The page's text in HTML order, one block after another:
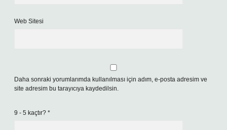
Web Sitesi
Daha sonraki yorumlarımda kullanılması için adım, e-posta adresim ve
site adresim bu tarayıcıya kaydedilsin.
9 - 5 kaçtır? *